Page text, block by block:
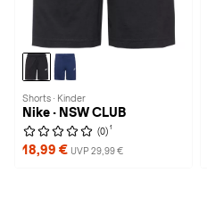
Shorts · Kinder
Nike · NSW CLUB
(0) 1
18,99 € UVP 29,99 €